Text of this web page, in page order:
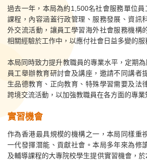
過去一年，本局為約1,500名社會服務單位員
課程，內容涵蓋行政管理、服務發展、資訊
外交流活動，讓員工學習海外社會服務機構
相關經驗於工作中，以應付社會日益多變的服
本局同時致力提升教職員的專業水平，定期
員工舉辦教育研討會及講座，邀請不同講者
生品德教育、正向教育、特殊學習需要及法
跨境交流活動，以加強教職員在各方面的專業
實習機會
作為香港最具規模的機構之一，本局同樣重
一代發揮潛能、貢獻社會。本局多年來為修
及輔導課程的大專院校學生提供實習機會，